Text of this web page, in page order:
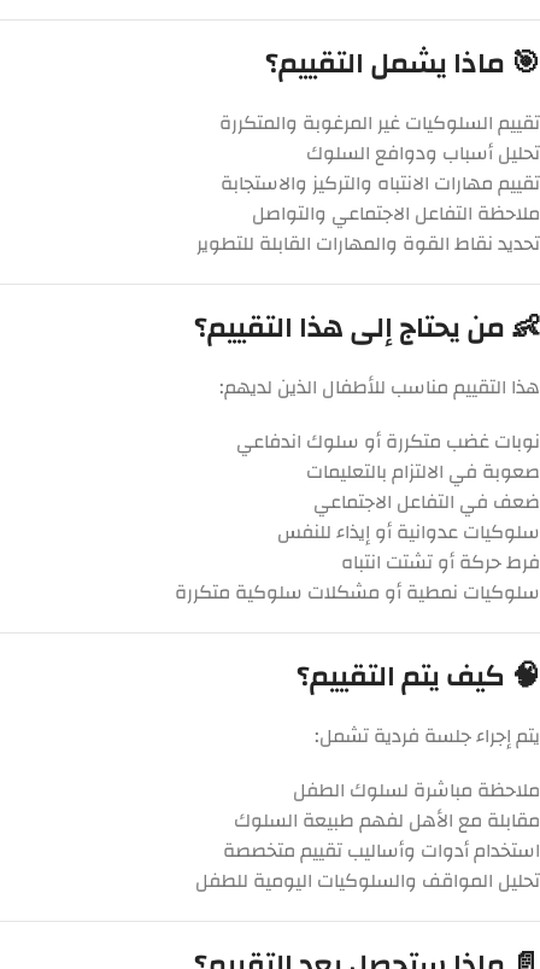
🎯 ماذا يشمل التقييم؟
تقييم السلوكيات غير المرغوبة والمتكررة
تحليل أسباب ودوافع السلوك
تقييم مهارات الانتباه والتركيز والاستجابة
ملاحظة التفاعل الاجتماعي والتواصل
تحديد نقاط القوة والمهارات القابلة للتطوير
👶 من يحتاج إلى هذا التقييم؟
هذا التقييم مناسب للأطفال الذين لديهم:
نوبات غضب متكررة أو سلوك اندفاعي
صعوبة في الالتزام بالتعليمات
ضعف في التفاعل الاجتماعي
سلوكيات عدوانية أو إيذاء للنفس
فرط حركة أو تشتت انتباه
سلوكيات نمطية أو مشكلات سلوكية متكررة
🧠 كيف يتم التقييم؟
يتم إجراء جلسة فردية تشمل:
ملاحظة مباشرة لسلوك الطفل
مقابلة مع الأهل لفهم طبيعة السلوك
استخدام أدوات وأساليب تقييم متخصصة
تحليل المواقف والسلوكيات اليومية للطفل